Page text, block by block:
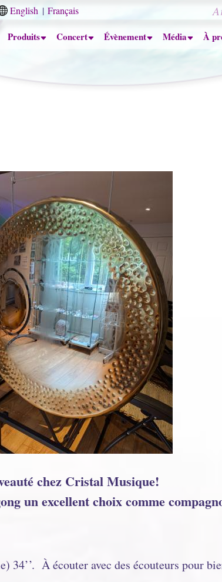
English Français
Produits Concert Évènement Média À
chez Cristal Musique!
un excellent choix comme
À écouter avec des écouteurs pour